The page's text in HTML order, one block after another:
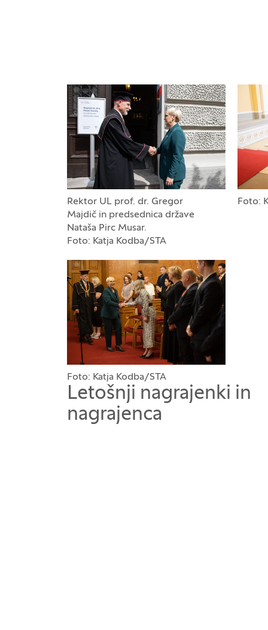
Galerija fotografij
Rektor UL prof. dr. Gregor
Majdič in predsednica države
Nataša Pirc Musar.
Foto: Katja Kodba/STA
Foto:
Foto: Katja Kodba/STA
Letošnji nagrajenki in
nagrajenca